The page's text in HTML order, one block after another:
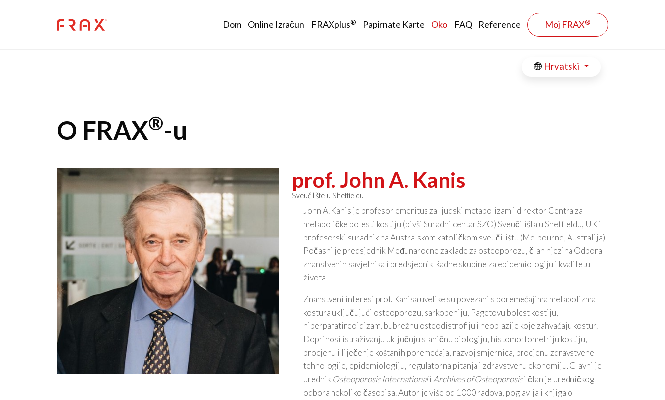
Main navigation
Dom Online Izračun FRAXplus® Papirnate Karte Oko FAQ Reference Moj FRAX®
Hrvatski
O FRAX®-u
prof. John A. Kanis
Sveučilište u Sheffieldu
John A. Kanis je profesor emeritus za ljudski metabolizam i direktor Centra za
metaboličke bolesti kostiju (bivši Suradni centar SZO) Sveučilišta u Sheffieldu, UK i
profesorski suradnik na Australskom katoličkom sveučilištu (Melbourne, Australija).
Počasni je predsjednik Međunarodne zaklade za osteoporozu, član njezina Odbora
znanstvenih savjetnika i predsjednik Radne skupine za epidemiologiju i kvalitetu
života.
Znanstveni interesi prof. Kanisa uvelike su povezani s poremećajima metabolizma
kostura uključujući osteoporozu, sarkopeniju, Pagetovu bolest kostiju,
hiperparatireoidizam, bubrežnu osteodistrofiju i neoplazije koje zahvaćaju kostur.
Doprinosi istraživanju uključuju staničnu biologiju, histomorfometriju kostiju,
procjenu i liječenje koštanih poremećaja, razvoj smjernica, procjenu zdravstvene
tehnologije, epidemiologiju, regulatorna pitanja i zdravstvenu ekonomiju. Glavni je
urednik Osteoporosis InternationaliArchives of Osteoporosisi član je uredničkog
odbora nekoliko časopisa. Autor je više od 1000 radova, poglavlja i knjiga o